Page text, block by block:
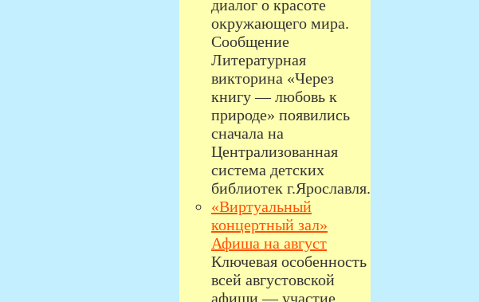
диалог о красоте
окружающего мира.
Сообщение
Литературная
викторина «Через
книгу — любовь к
природе» появились
сначала на
Централизованная
система детских
библиотек г.Ярославля.
«Виртуальный
концертный зал»
Афиша на август
Ключевая особенность
всей августовской
афиши — участие